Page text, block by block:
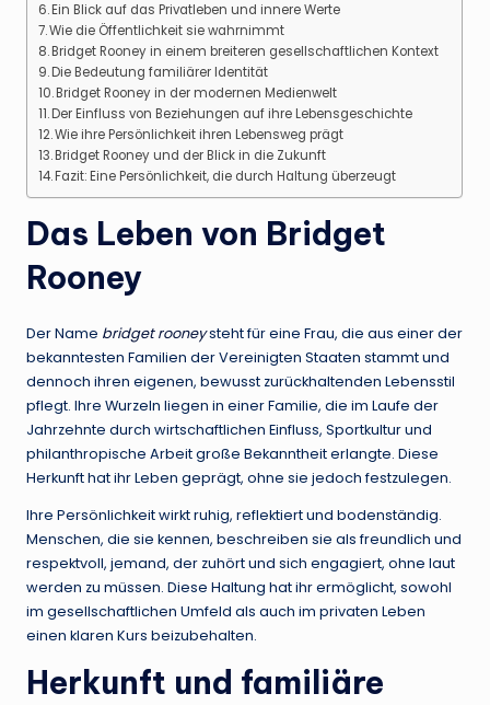
Ein Blick auf das Privatleben und innere Werte
Wie die Öffentlichkeit sie wahrnimmt
Bridget Rooney in einem breiteren gesellschaftlichen Kontext
Die Bedeutung familiärer Identität
Bridget Rooney in der modernen Medienwelt
Der Einfluss von Beziehungen auf ihre Lebensgeschichte
Wie ihre Persönlichkeit ihren Lebensweg prägt
Bridget Rooney und der Blick in die Zukunft
Fazit: Eine Persönlichkeit, die durch Haltung überzeugt
Das Leben von Bridget
Rooney
Der Name bridget rooneysteht für eine Frau, die aus einer der
bekanntesten Familien der Vereinigten Staaten stammt und
dennoch ihren eigenen, bewusst zurückhaltenden Lebensstil
pflegt. Ihre Wurzeln liegen in einer Familie, die im Laufe der
Jahrzehnte durch wirtschaftlichen Einfluss, Sportkultur und
philanthropische Arbeit große Bekanntheit erlangte. Diese
Herkunft hat ihr Leben geprägt, ohne sie jedoch festzulegen.
Ihre Persönlichkeit wirkt ruhig, reflektiert und bodenständig.
Menschen, die sie kennen, beschreiben sie als freundlich und
respektvoll, jemand, der zuhört und sich engagiert, ohne laut
werden zu müssen. Diese Haltung hat ihr ermöglicht, sowohl
im gesellschaftlichen Umfeld als auch im privaten Leben
einen klaren Kurs beizubehalten.
Herkunft und familiäre